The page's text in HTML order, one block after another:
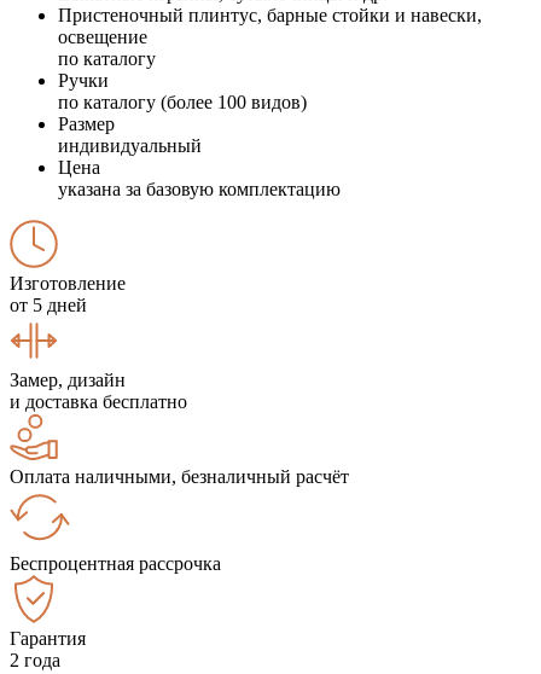
Пристеночный плинтус, барные стойки и навески,
освещение
по каталогу
Ручки
по каталогу (более 100 видов)
Размер
индивидуальный
Цена
указана за базовую комплектацию
Изготовление
от 5 дней
Замер, дизайн
и доставка бесплатно
Оплата наличными, безналичный расчёт
Беспроцентная рассрочка
Гарантия
2 года